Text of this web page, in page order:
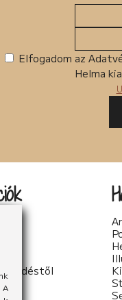
A
Elfogadom az
Helma